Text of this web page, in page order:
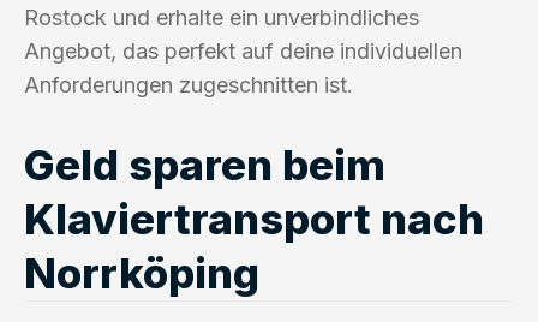
Rostock und erhalte ein unverbindliches
Angebot, das perfekt auf deine individuellen
Anforderungen zugeschnitten ist.
Geld sparen beim
Klaviertransport nach
Norrköping